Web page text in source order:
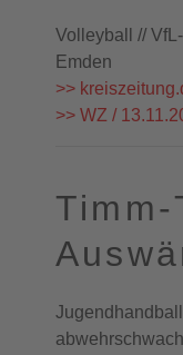
Volleyball //
Emden
>>
>> WZ /
abwehrschwach